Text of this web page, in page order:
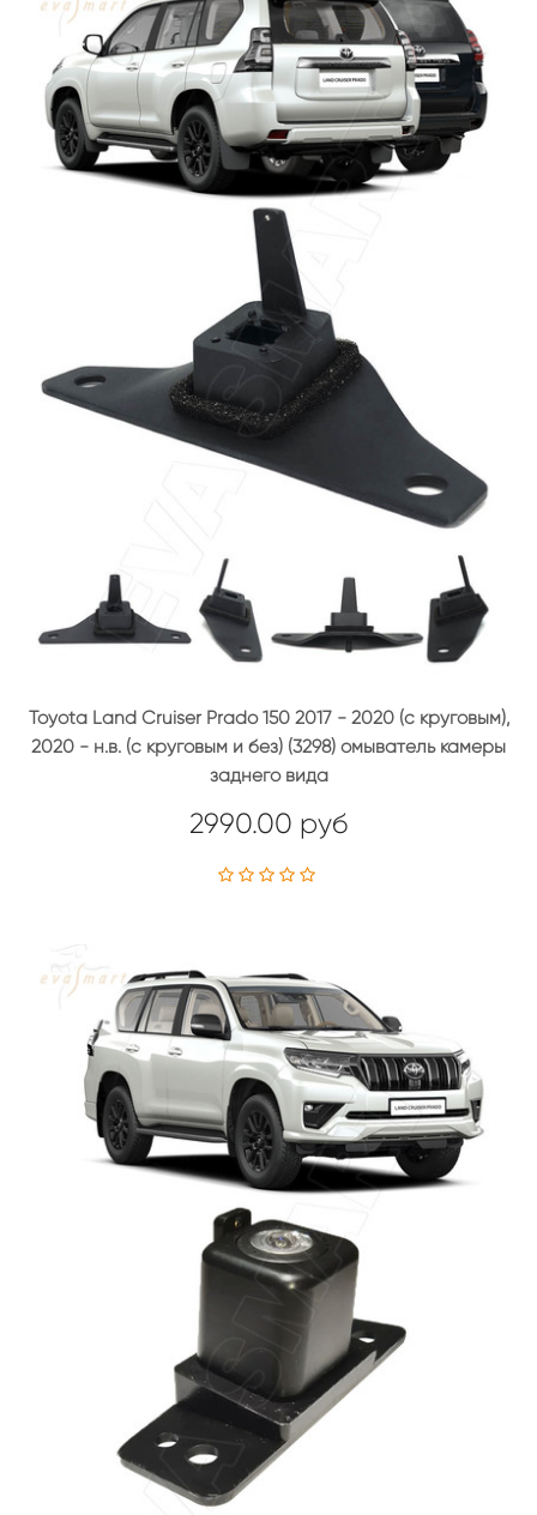
Toyota Land Cruiser Prado 150 2017 - 2020 (с круговым),
2020 - н.в. (с круговым и без) (3298) омыватель камеры
заднего вида
2990.00 руб